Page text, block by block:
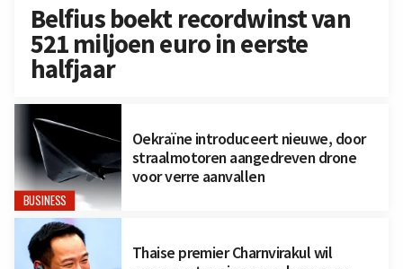
Belfius boekt recordwinst van
521 miljoen euro in eerste
halfjaar
BUSINESS
Oekraïne introduceert nieuwe, door
straalmotoren aangedreven drone
voor verre aanvallen
Thaise premier Charnvirakul wil